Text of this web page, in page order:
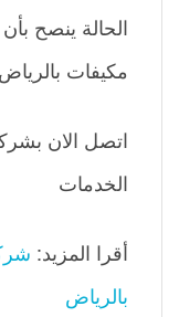
الحالة ينصح
مكيفات
اتصل الان
الخدمات
أقرا المزيد:
بالرياض